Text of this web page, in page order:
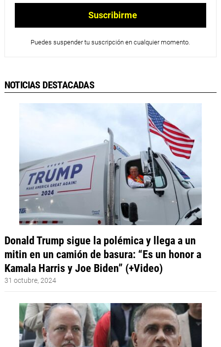
Puedes suspender tu suscripción en cualquier momento.
NOTICIAS DESTACADAS
Donald Trump sigue la polémica y llega a un
mitin en un camión de basura: “Es un honor a
Kamala Harris y Joe Biden” (+Video)
31 octubre, 2024